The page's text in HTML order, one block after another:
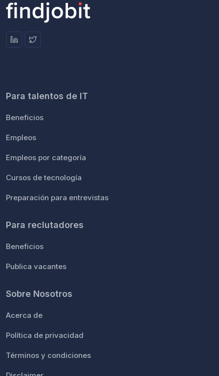
Para talentos de IT
Beneficios
Empleos
Empleos por categoría
Cursos de tecnología
Preparación para entrevistas
Para reclutadores
Beneficios
Publica vacantes
Sobre Nosotros
Acerca de
Política de privacidad
Términos y condiciones